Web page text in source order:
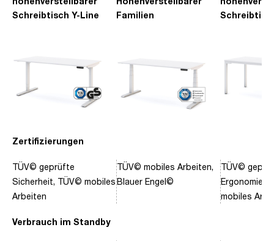
Zertifizierungen
Verbrauch im Standby
Schreibtisch Y-Line
TÜV© geprüfte
Sicherheit, TÜV© mobiles
Arbeiten
Familien
TÜV© mobiles Arbeiten,
Blauer Engel©
TÜV©
Ergonomie,
mobiles